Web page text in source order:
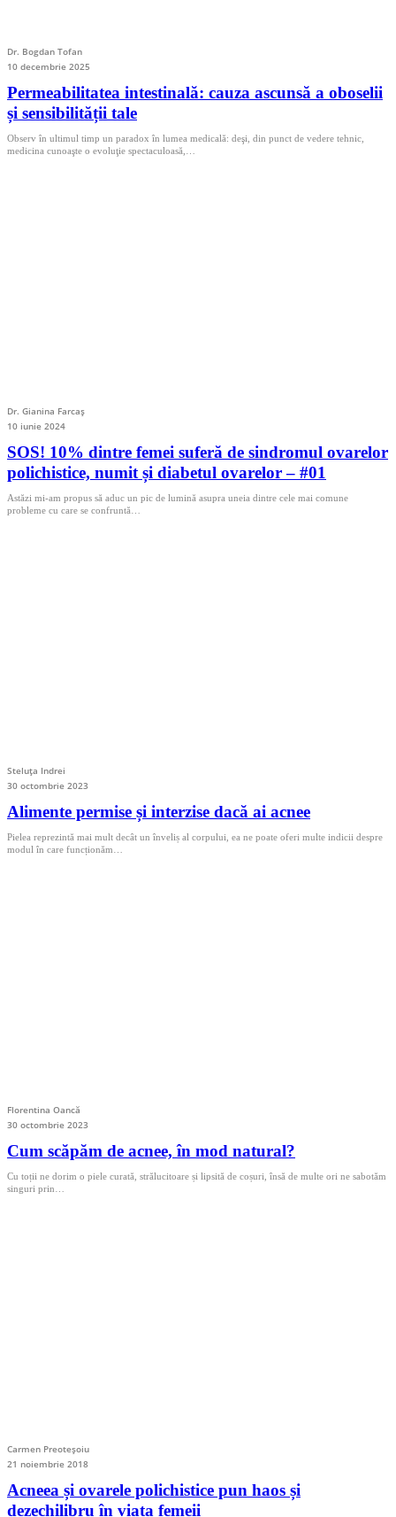
Dr. Bogdan Tofan
10 decembrie 2025
Permeabilitatea intestinală: cauza ascunsă a oboselii
și sensibilității tale
Observ în ultimul timp un paradox în lumea medicală: deşi, din punct de vedere tehnic,
medicina cunoaşte o evoluţie spectaculoasă,…
Dr. Gianina Farcaș
10 iunie 2024
SOS! 10% dintre femei suferă de sindromul ovarelor
polichistice, numit și diabetul ovarelor – #01
Astăzi mi-am propus să aduc un pic de lumină asupra uneia dintre cele mai comune
probleme cu care se confruntă…
Steluța Indrei
30 octombrie 2023
Alimente permise și interzise dacă ai acnee
Pielea reprezintă mai mult decât un înveliș al corpului, ea ne poate oferi multe indicii despre
modul în care funcționăm…
Florentina Oancă
30 octombrie 2023
Cum scăpăm de acnee, în mod natural?
Cu toții ne dorim o piele curată, strălucitoare și lipsită de coșuri, însă de multe ori ne sabotăm
singuri prin…
Carmen Preoteșoiu
21 noiembrie 2018
Acneea și ovarele polichistice pun haos și
dezechilibru în viața femeii